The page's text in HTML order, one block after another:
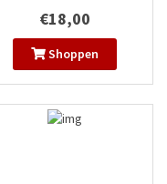
€18,00
Shoppen